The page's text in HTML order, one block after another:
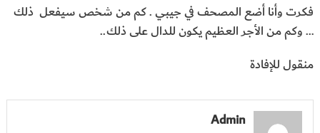
فكرت وأنا أضع المصحف في جيبي . كم من شخص سيفعل ذلك
… وكم من الأجر العظيم يكون للدال على ذلك..
منقول للإفادة
Admin